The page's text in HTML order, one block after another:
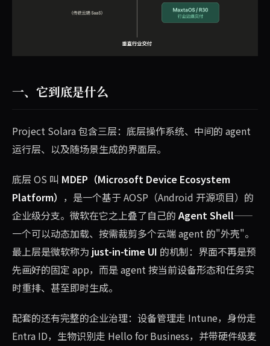
一、它到底是什么
Project Solara 包含三层：底层操作系统、中间的 agent
运行层、以及随场景生成的界面层。
底层 OS 叫 MDEP（Microsoft Device Ecosystem
Platform） ，是一个基于 AOSP（Android 开源项目）的
企业级分支。微软在它之上叠了自己的Agent Shell——
一个可以动态加载、按需裁剪多个云端 agent 的"外壳"。
最上层是微软称为 just-in-time UI 的机制：界面不再是预
先画好的固定 app，而是 agent 按当前设备形态和任务实
时重排、甚至即时生成。
配套的还有完整的企业治理：设备管理走 Intune，身份走
Entra ID，生物识别走 Hello for Business，并带硬件级麦